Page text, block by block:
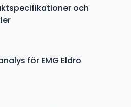
och
för EMG Eldro